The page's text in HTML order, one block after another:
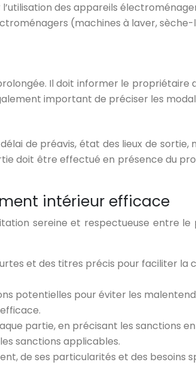
des appareils
(machines à laver,
Il doit informer le
important de préciser les
de préavis, état des lieux de sortie,
doit être effectué en présence du
intérieur efficace
sereine et respectueuse entre
et des titres précis pour faciliter la
potentielles pour éviter les
partie, en précisant les sanctions
sanctions applicables.
de ses particularités et des besoins